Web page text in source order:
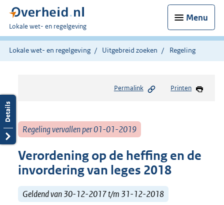
Menu
U
bent
hier:
Lokale wet- en regelgeving
Lokale wet- en regelgeving Uitgebreid zoeken Regeling
Permalink Printen
Regeling vervallen per 01-01-2019
Verordening op de heffing en de
invordering van leges 2018
Geldend van 30-12-2017 t/m 31-12-2018